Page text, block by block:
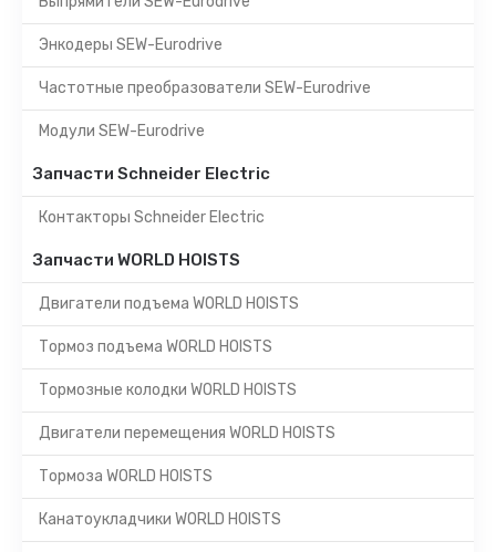
Энкодеры SEW-Eurodrive
Частотные преобразователи SEW-Eurodrive
Модули SEW-Eurodrive
Запчасти Schneider Electric
Контакторы Schneider Electric
Запчасти WORLD HOISTS
Двигатели подъема WORLD HOISTS
Тормоз подъема WORLD HOISTS
Тормозные колодки WORLD HOISTS
Двигатели перемещения WORLD HOISTS
Тормоза WORLD HOISTS
Канатоукладчики WORLD HOISTS